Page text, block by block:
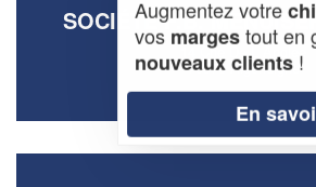
SOCIÉTÉ F.B.
14 Che De L Anglee
79370 Aigondigne
Augmentez votre
vos margestout en
nouveaux clients !
En